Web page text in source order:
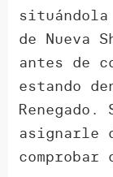
de Nueva
antes de
estando
asignarle